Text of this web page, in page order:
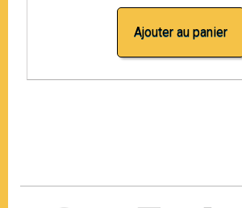
Ajouter au panier